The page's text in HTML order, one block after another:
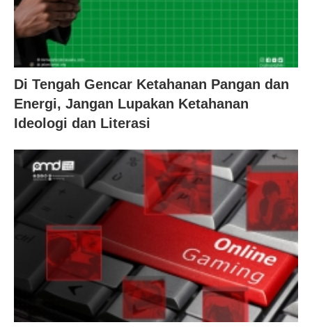
Di Tengah Gencar Ketahanan Pangan dan
Energi, Jangan Lupakan Ketahanan
Ideologi dan Literasi